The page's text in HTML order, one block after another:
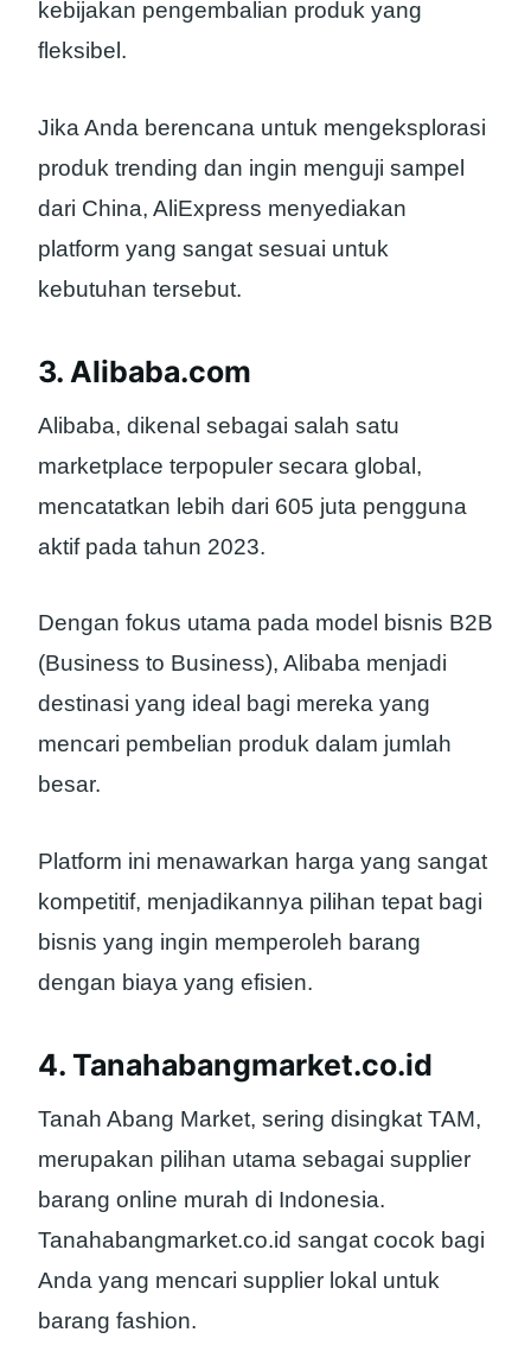
kebijakan pengembalian produk yang
fleksibel.
Jika Anda berencana untuk mengeksplorasi
produk trending dan ingin menguji sampel
dari China, AliExpress menyediakan
platform yang sangat sesuai untuk
kebutuhan tersebut.
3. Alibaba.com
Alibaba, dikenal sebagai salah satu
marketplace terpopuler secara global,
mencatatkan lebih dari 605 juta pengguna
aktif pada tahun 2023.
Dengan fokus utama pada model bisnis B2B
(Business to Business), Alibaba menjadi
destinasi yang ideal bagi mereka yang
mencari pembelian produk dalam jumlah
besar.
Platform ini menawarkan harga yang sangat
kompetitif, menjadikannya pilihan tepat bagi
bisnis yang ingin memperoleh barang
dengan biaya yang efisien.
4. Tanahabangmarket.co.id
Tanah Abang Market, sering disingkat TAM,
merupakan pilihan utama sebagai supplier
barang online murah di Indonesia.
Tanahabangmarket.co.id sangat cocok bagi
Anda yang mencari supplier lokal untuk
barang fashion.